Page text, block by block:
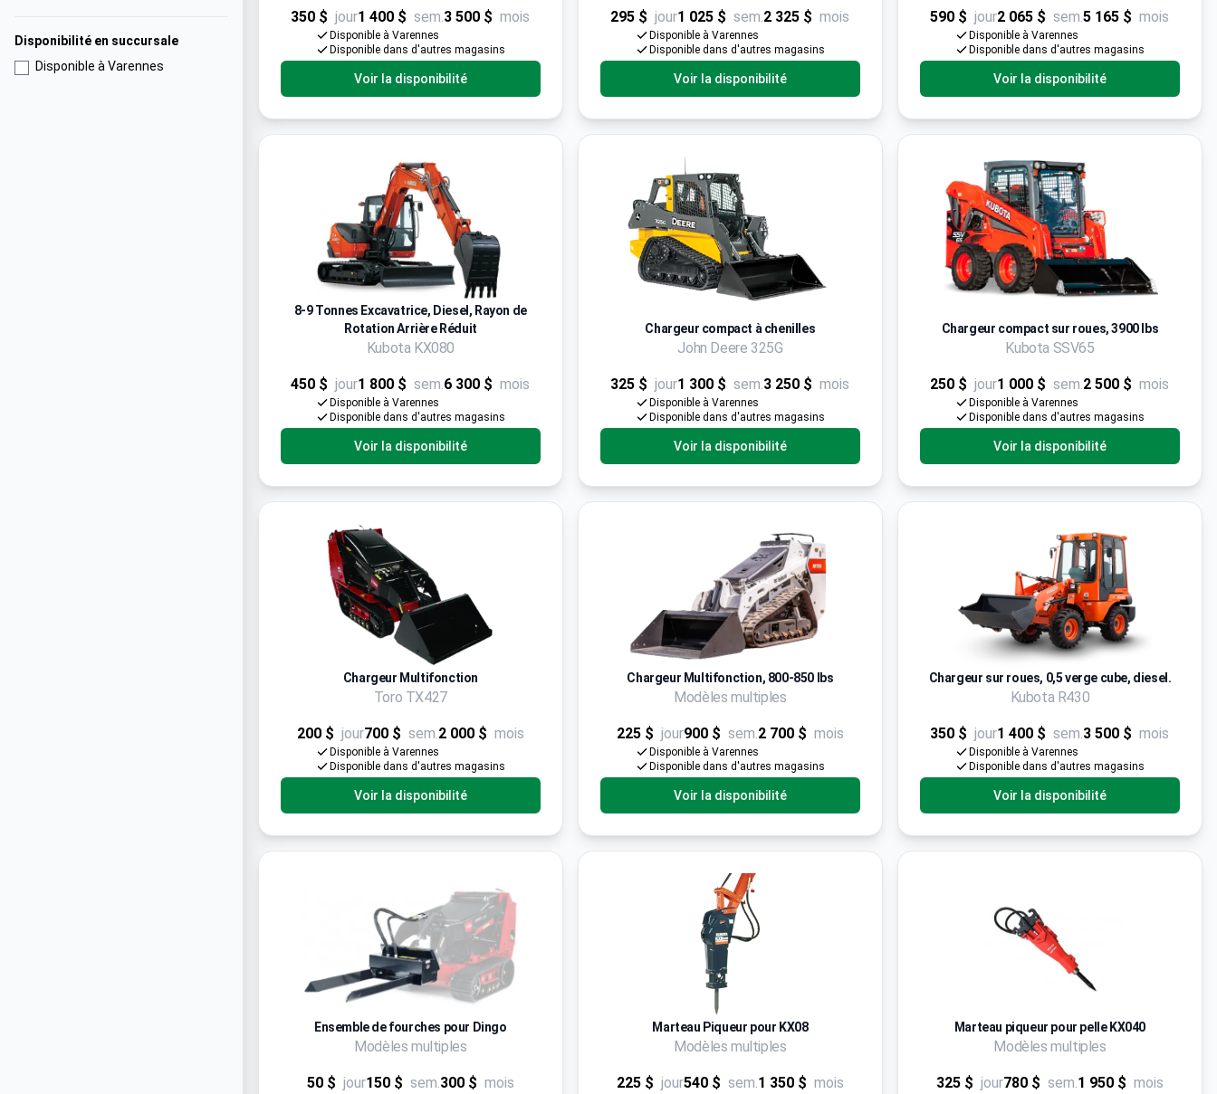
Disponibilité en succursale
Disponible à Varennes
350 $ jour1 400 $ sem.3 500 $ mois
Disponible à Varennes
Disponible dans d'autres magasins
Voir la disponibilité
295 $ jour1 025 $ sem.2 325 $ mois
Disponible à Varennes
Disponible dans d'autres magasins
Voir la disponibilité
590 $ jour2 065 $ sem.5 165 $ mois
Disponible à Varennes
Disponible dans d'autres magasins
Voir la disponibilité
8-9 Tonnes Excavatrice, Diesel, Rayon de
Rotation Arrière Réduit
Kubota KX080
450 $ jour1 800 $ sem.6 300 $ mois
Disponible à Varennes
Disponible dans d'autres magasins
Voir la disponibilité
Chargeur compact à chenilles
John Deere 325G
325 $ jour1 300 $ sem.3 250 $ mois
Disponible à Varennes
Disponible dans d'autres magasins
Voir la disponibilité
Chargeur compact sur roues, 3900 lbs
Kubota SSV65
250 $ jour1 000 $ sem.2 500 $ mois
Disponible à Varennes
Disponible dans d'autres magasins
Voir la disponibilité
Chargeur Multifonction
Toro TX427
200 $ jour700 $ sem.2 000 $ mois
Disponible à Varennes
Disponible dans d'autres magasins
Voir la disponibilité
Chargeur Multifonction, 800-850 lbs
Modèles multiples
225 $ jour900 $ sem.2 700 $ mois
Disponible à Varennes
Disponible dans d'autres magasins
Voir la disponibilité
Chargeur sur roues, 0,5 verge cube, diesel.
Kubota R430
350 $ jour1 400 $ sem.3 500 $ mois
Disponible à Varennes
Disponible dans d'autres magasins
Voir la disponibilité
Ensemble de fourches pour Dingo
Modèles multiples
50 $ jour150 $ sem.300 $ mois
Marteau Piqueur pour KX08
Modèles multiples
225 $ jour540 $ sem.1 350 $ mois
Marteau piqueur pour pelle KX040
Modèles multiples
325 $ jour780 $ sem.1 950 $ mois